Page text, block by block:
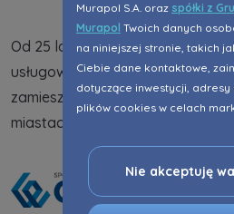
Murapol S.A. oraz spółki z
Murapol Twoich danych
na niniejszej stronie, takich
Ciebie dane kontaktowe,
dotyczące inwestycji,
plików cookies w celach
do Twoich potrzeb, w tym w
profilowanie. Oczywiście,
przedmiotowej zgody
warunków”.
Nie akceptuję
Od 25 lat dostarczamy na rynek
usługowe. Dotychczas w
zamieszkało 108,7 tys. osób.
miastach na terenie całego kraju.